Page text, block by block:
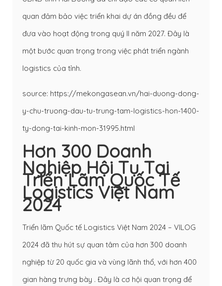
quan đảm bảo việc triển khai dự án đồng đều để
đưa vào hoạt động trong quý II năm 2027. Đây là
một bước quan trọng trong việc phát triển ngành
logistics của tỉnh.
source: https://mekongasean.vn/hai-duong-dong-
y-chu-truong-dau-tu-trung-tam-logistics-hon-1400-
ty-dong-tai-kinh-mon-31995.html
Hơn 300 Doanh
Nghiệp Hội Tụ Tại
Triển Lãm Quốc Tế
Logistics Việt Nam
2024
Triển lãm Quốc tế Logistics Việt Nam 2024 – VILOG
2024 đã thu hút sự quan tâm của hơn 300 doanh
nghiệp từ 20 quốc gia và vùng lãnh thổ, với hơn 400
gian hàng trưng bày . Đây là cơ hội quan trọng để